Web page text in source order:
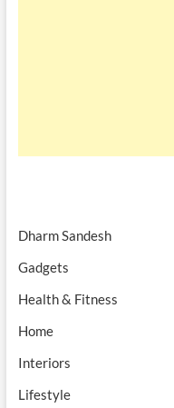
Dharm Sandesh
Gadgets
Health & Fitness
Home
Interiors
Lifestyle